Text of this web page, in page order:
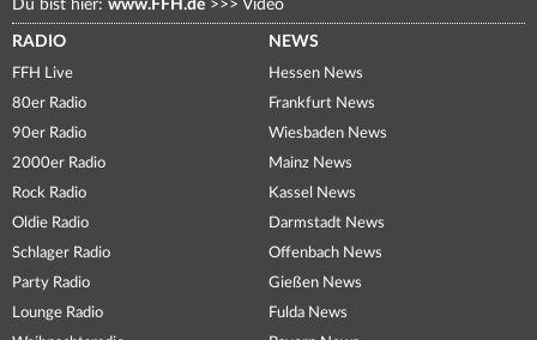
Du bist hier: www.FFH.de >>> Video
RADIO
FFH Live
80er Radio
90er Radio
2000er Radio
Rock Radio
Oldie Radio
Schlager Radio
Party Radio
Lounge Radio
NEWS
Hessen News
Frankfurt News
Wiesbaden News
Mainz News
Kassel News
Darmstadt News
Offenbach News
Gießen News
Fulda News